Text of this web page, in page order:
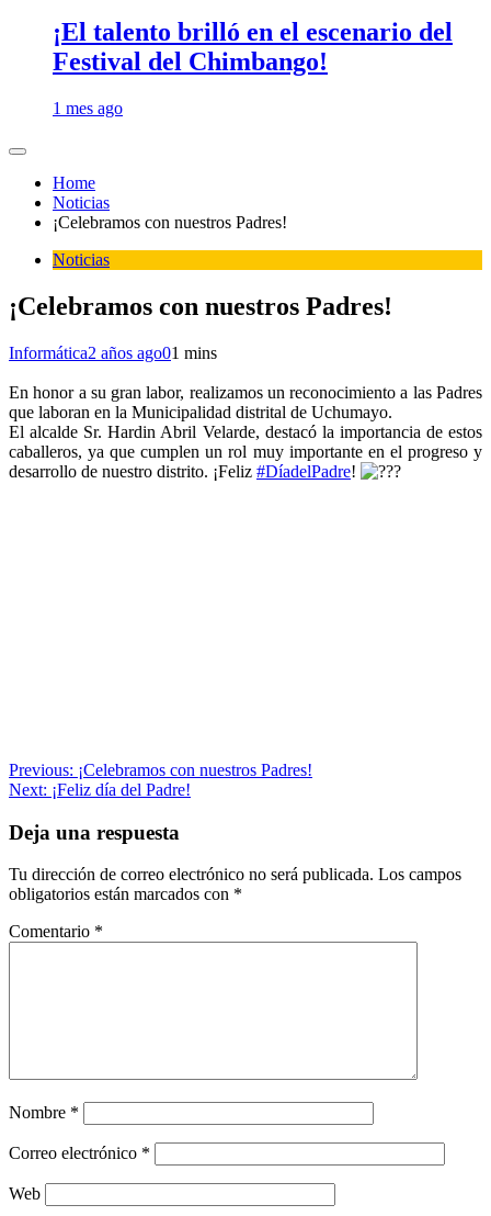
¡El talento brilló en el escenario del
Festival del Chimbango!
1 mes ago
Home
Noticias
¡Celebramos con nuestros Padres!
Noticias
¡Celebramos con nuestros Padres!
Informática2 años ago01 mins
En honor a su gran labor, realizamos un reconocimiento a las Padres
que laboran en la Municipalidad distrital de Uchumayo.
El alcalde Sr. Hardin Abril Velarde, destacó la importancia de estos
caballeros, ya que cumplen un rol muy importante en el progreso y
desarrollo de nuestro distrito. ¡Feliz #DíadelPadre!
Navegación
de
entradas
Previous: ¡Celebramos con nuestros Padres!
Next: ¡Feliz día del Padre!
Deja una respuesta
Tu dirección de correo electrónico no será publicada. Los campos
obligatorios están marcados con *
Comentario *
Nombre *
Correo electrónico *
Web